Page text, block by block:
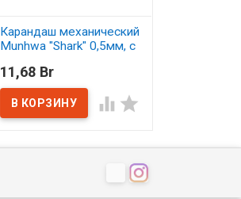
Карандаш механический
Munhwa "Shark" 0,5мм, с
В наличии
11,68 Br
 